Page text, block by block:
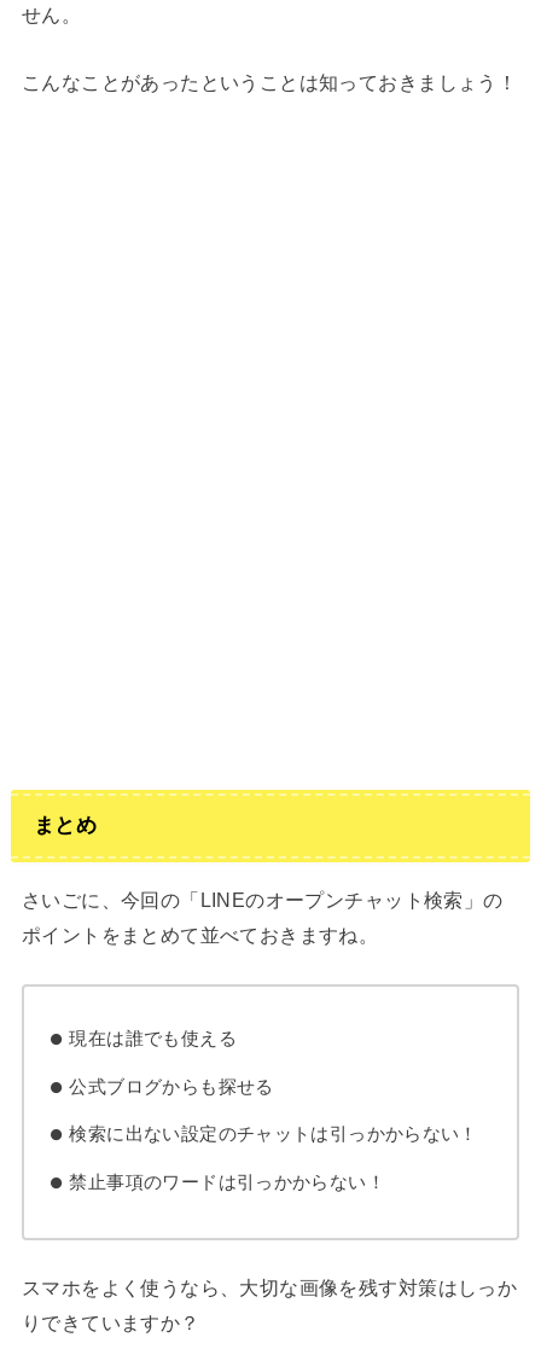
せん。
こんなことがあったということは知っておきましょう！
まとめ
さいごに、今回の「LINEのオープンチャット検索」の
ポイントをまとめて並べておきますね。
現在は誰でも使える
公式ブログからも探せる
検索に出ない設定のチャットは引っかからない！
禁止事項のワードは引っかからない！
スマホをよく使うなら、大切な画像を残す対策はしっか
りできていますか？